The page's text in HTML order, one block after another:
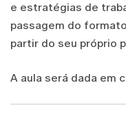
e estratégias de
passagem do
partir do seu próprio
A aula será dada em